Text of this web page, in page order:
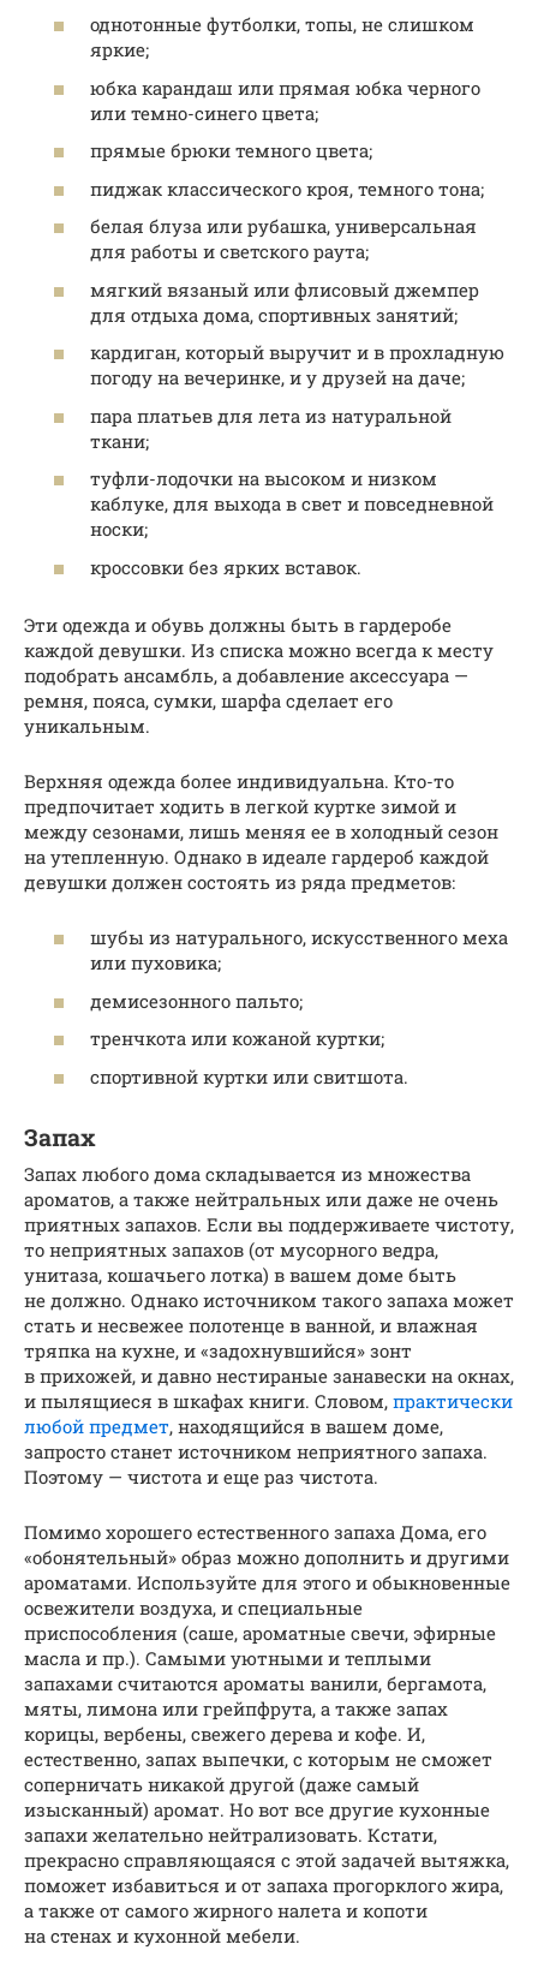
однотонные футболки, топы, не слишком
яркие;
юбка карандаш или прямая юбка черного
или темно-синего цвета;
прямые брюки темного цвета;
пиджак классического кроя, темного тона;
белая блуза или рубашка, универсальная
для работы и светского раута;
мягкий вязаный или флисовый джемпер
для отдыха дома, спортивных занятий;
кардиган, который выручит и в прохладную
погоду на вечеринке, и у друзей на даче;
пара платьев для лета из натуральной
ткани;
туфли-лодочки на высоком и низком
каблуке, для выхода в свет и повседневной
носки;
кроссовки без ярких вставок.
Эти одежда и обувь должны быть в гардеробе
каждой девушки. Из списка можно всегда к месту
подобрать ансамбль, а добавление аксессуара —
ремня, пояса, сумки, шарфа сделает его
уникальным.
Верхняя одежда более индивидуальна. Кто-то
предпочитает ходить в легкой куртке зимой и
между сезонами, лишь меняя ее в холодный сезон
на утепленную. Однако в идеале гардероб каждой
девушки должен состоять из ряда предметов:
шубы из натурального, искусственного меха
или пуховика;
демисезонного пальто;
тренчкота или кожаной куртки;
спортивной куртки или свитшота.
Запах
Запах любого дома складывается из множества
ароматов, а также нейтральных или даже не очень
приятных запахов. Если вы поддерживаете чистоту,
то неприятных запахов (от мусорного ведра,
унитаза, кошачьего лотка) в вашем доме быть
не должно. Однако источником такого запаха может
стать и несвежее полотенце в ванной, и влажная
тряпка на кухне, и «задохнувшийся» зонт
в прихожей, и давно нестираные занавески на окнах,
и пылящиеся в шкафах книги. Словом, практически
любой предмет, находящийся в вашем доме,
запросто станет источником неприятного запаха.
Поэтому — чистота и еще раз чистота.
Помимо хорошего естественного запаха Дома, его
«обонятельный» образ можно дополнить и другими
ароматами. Используйте для этого и обыкновенные
освежители воздуха, и специальные
приспособления (саше, ароматные свечи, эфирные
масла и пр.). Самыми уютными и теплыми
запахами считаются ароматы ванили, бергамота,
мяты, лимона или грейпфрута, а также запах
корицы, вербены, свежего дерева и кофе. И,
естественно, запах выпечки, с которым не сможет
соперничать никакой другой (даже самый
изысканный) аромат. Но вот все другие кухонные
запахи желательно нейтрализовать. Кстати,
прекрасно справляющаяся с этой задачей вытяжка,
поможет избавиться и от запаха прогорклого жира,
а также от самого жирного налета и копоти
на стенах и кухонной мебели.